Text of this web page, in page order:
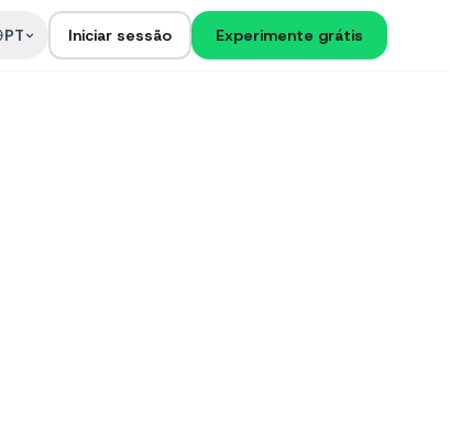
PT Iniciar sessão Experimente grátis